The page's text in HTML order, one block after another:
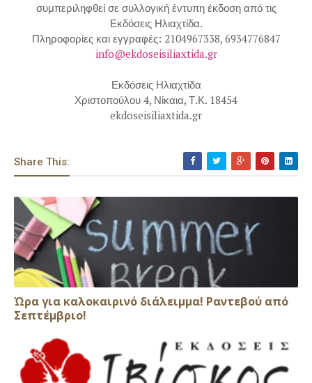
συμπεριληφθεί σε συλλογική έντυπη έκδοση από τις
Εκδόσεις Ηλιαχτίδα.
Πληροφορίες και εγγραφές: 2104967338, 6934776847
info@ekdoseisiliaxtida.gr
Εκδόσεις Ηλιαχτίδα
Χριστοπούλου 4, Νίκαια, Τ.Κ. 18454
ekdoseisiliaxtida.gr
Share This:
Ώρα για καλοκαιρινό διάλειμμα! Ραντεβού από
Σεπτέμβριο!